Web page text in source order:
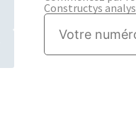
Constructys